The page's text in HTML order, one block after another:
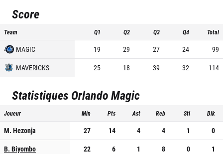
Score
Team Q1 Q2 Q3 Q4 Total
MAGIC 19 29 27 24
99
MAVERICKS
25 18 39 32 114
Statistiques Orlando Magic
Joueur Min Pts Ast Reb Stl Blk
M. Hezonja 27 14 4 4 1
0
B. Biyombo
22 6 1 8 0
1